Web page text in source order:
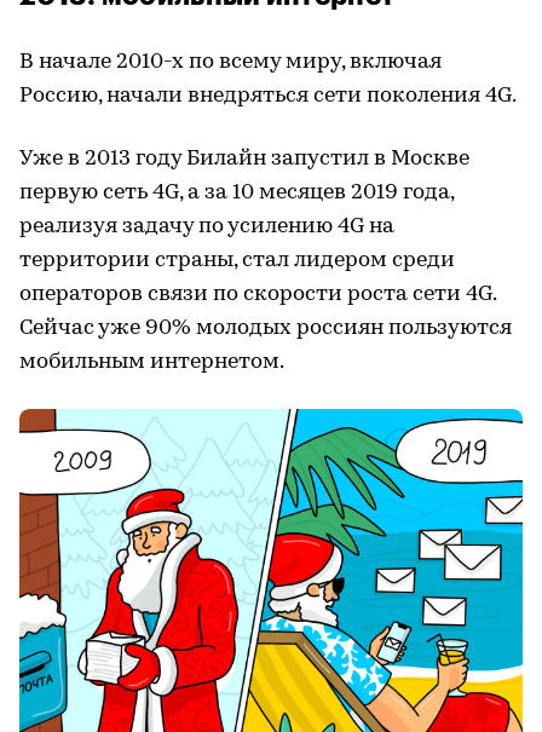
В начале 2010-х по всему миру, включая
Россию, начали внедряться сети поколения 4G.
Уже в 2013 году Билайн запустил в Москве
первую сеть 4G, а за 10 месяцев 2019 года,
реализуя задачу по усилению 4G на
территории страны, стал лидером среди
операторов связи по скорости роста сети 4G.
Сейчас уже 90% молодых россиян пользуются
мобильным интернетом.